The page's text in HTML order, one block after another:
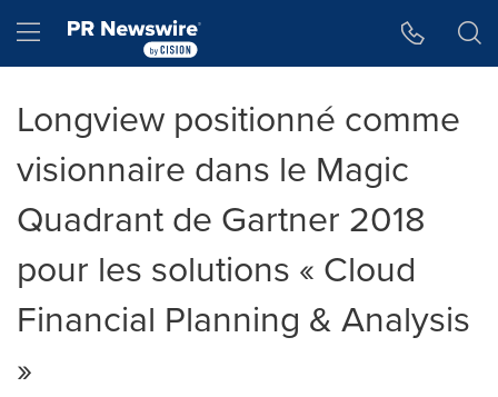
Hamburger menu
Longview positionné comme
visionnaire dans le Magic
Quadrant de Gartner 2018
pour les solutions « Cloud
Financial Planning & Analysis
»